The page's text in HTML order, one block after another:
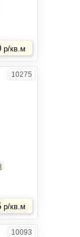
р/кв.м
10275
р/кв.м
10093